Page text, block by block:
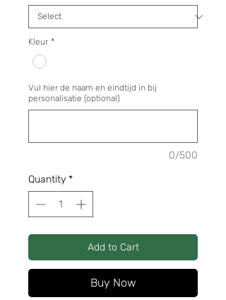
Kleur *
Vul hier de naam en eindtijd in bij
personalisatie (optional)
0/500
Quantity *
Add to Cart
Buy Now